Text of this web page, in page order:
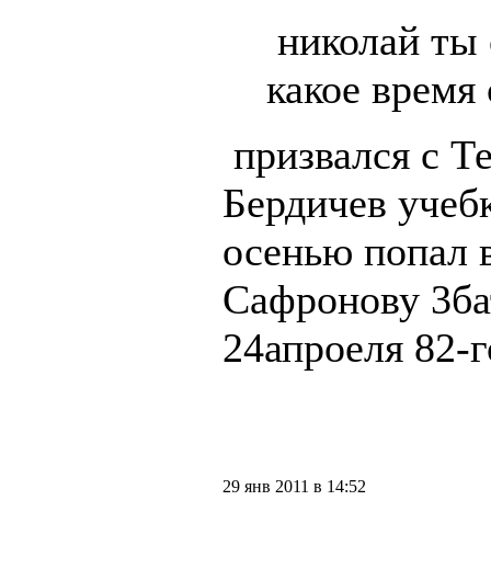
николай ты
какое
призвался с
Бердичев
осенью попал
Сафронову
24апроеля 82-
29 янв 2011 в 14:52